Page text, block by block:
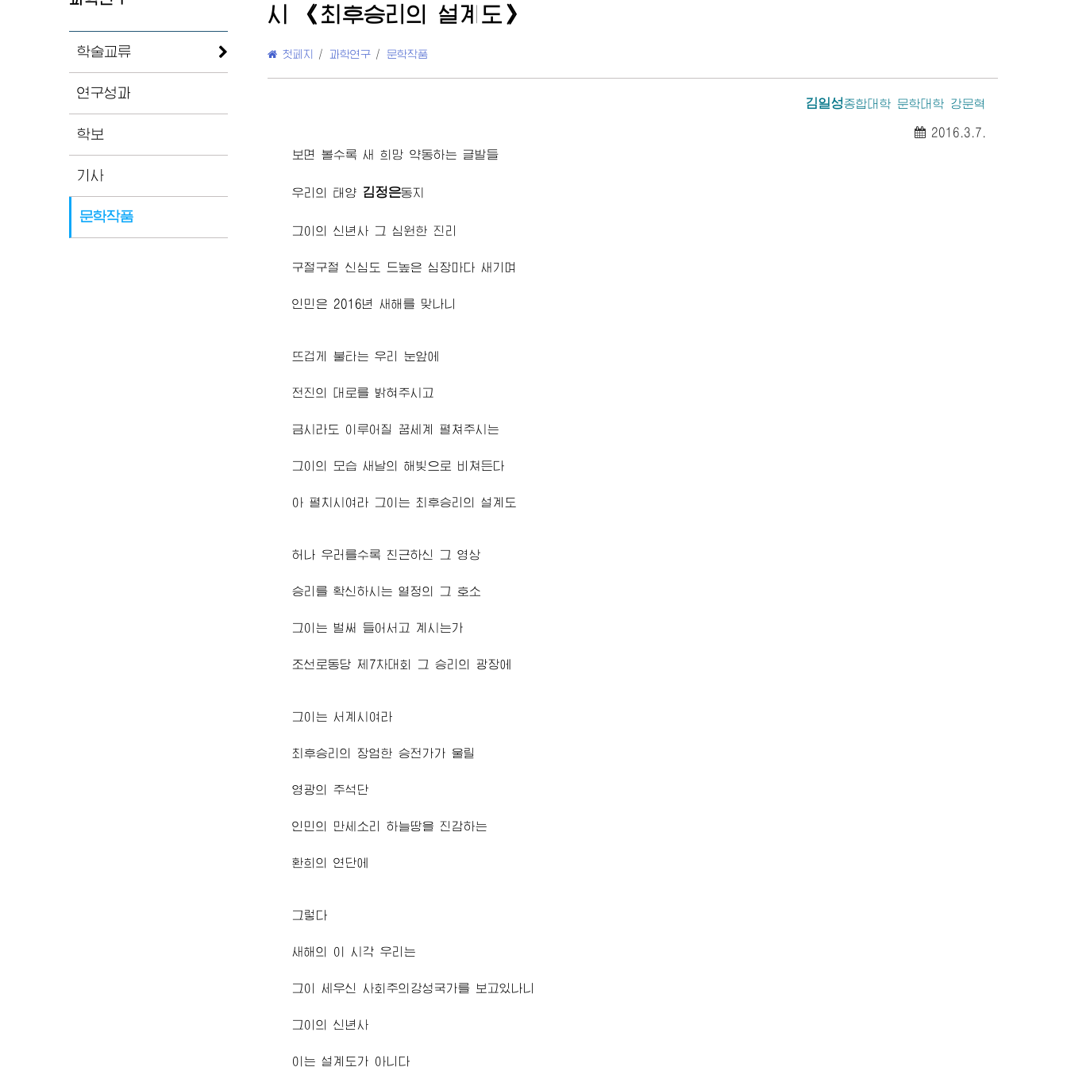
학술교류
연구성과
학보
기사
문학작품
시 《최후승리의 설계도》
첫페지 / 과학연구 / 문학작품
김일성종합대학 문학대학 강문혁
2016.3.7.
보면 볼수록 새 희망 약동하는 글발들
우리의 태양 김정은동지
그이의 신년사 그 심원한 진리
구절구절 신심도 드높은 심장마다 새기며
인민은 2016년 새해를 맞나니
뜨겁게 불타는 우리 눈앞에
전진의 대로를 밝혀주시고
금시라도 이루어질 꿈세계 펼쳐주시는
그이의 모습 새날의 해빛으로 비쳐든다
아 펼치시여라 그이는 최후승리의 설계도
허나 우러를수록 친근하신 그 영상
승리를 확신하시는 열정의 그 호소
그이는 벌써 들어서고 계시는가
조선로동당 제7차대회 그 승리의 광장에
그이는 서계시여라
최후승리의 장엄한 승전가가 울릴
영광의 주석 단
인민의 만세소리 하늘땅을 진감하는
환희의 연단에
그렇다
새해의 이 시각 우리는
그이 세우신 사회주의강성국가를 보고있나니
그이의 신년사
이는 설계도가 아니다